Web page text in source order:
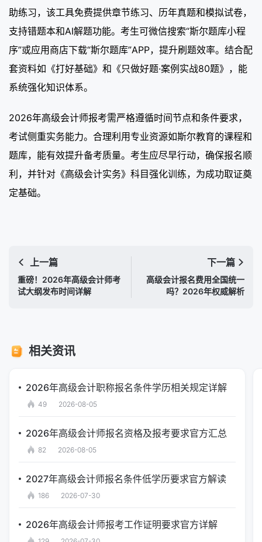
助练习，该工具免费提供章节练习、历年真题和模拟试卷，
支持错题本和AI解题功能。考生可微信搜索“斯尔题库小程
序”或应用商店下载“斯尔题库”APP，提升刷题效率。结合配
套资料如《打好基础》和《只做好题·案例实战80题》，能
系统强化知识体系。
2026年高级会计师报考需严格遵循时间节点和条件要求，
考试侧重实务能力。合理利用专业资源如斯尔教育的课程和
题库，能有效提升备考质量。考生应尽早行动，确保报名顺
利，并针对《高级会计实务》科目强化训练，为成功取证奠
定基础。
上一篇
重磅！2026年高级会计师考
试大纲发布时间详解
下一篇
高级会计报名费用全国统一
吗？2026年权威解析
相关资讯
2026年高级会计职称报名条件学历相关规定详解
49 2026-08-05
2026年高级会计师报名资格及报考要求官方汇总
82 2026-08-05
2027年高级会计师报名条件低学历要求官方解读
186 2026-07-30
2026年高级会计师报考工作证明要求官方详解